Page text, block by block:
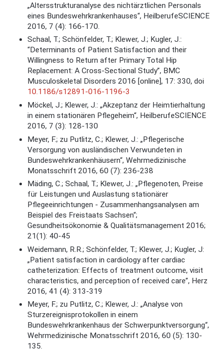
„Altersstrukturanalyse des nichtärztlichen Personals
eines Bundeswehrkrankenhauses“, HeilberufeSCIENCE
2016, 7 (4): 166-170.
Schaal, T.; Schönfelder, T.; Klewer, J.; Kugler, J.:
“Determinants of Patient Satisfaction and their
Willingness to Return after Primary Total Hip
Replacement: A Cross-Sectional Study”, BMC
Musculoskeletal Disorders 2016 [online], 17: 330, doi
10.1186/s12891-016-1196-3
Möckel, J.; Klewer, J.: „Akzeptanz der Heimtierhaltung
in einem stationären Pflegeheim“, HeilberufeSCIENCE
2016, 7 (3): 128-130
Meyer, F.; zu Putlitz, C.; Klewer, J.: „Pflegerische
Versorgung von ausländischen Verwundeten in
Bundeswehrkrankenhäusern“, Wehrmedizinische
Monatsschrift 2016, 60 (7): 236-238
Mäding, C.; Schaal, T.; Klewer, J.: „Pflegenoten, Preise
für Leistungen und Auslastung stationärer
Pflegeeinrichtungen - Zusammenhangsanalysen am
Beispiel des Freistaats Sachsen“;
Gesundheitsökonomie & Qualitätsmanagement 2016;
21(1): 40-45
Weidemann, R.R.; Schönfelder, T.; Klewer, J.; Kugler, J:
„Patient satisfaction in cardiology after cardiac
catheterization: Effects of treatment outcome, visit
characteristics, and perception of received care”, Herz
2016, 41 (4): 313-319
Meyer, F.; zu Putlitz, C.; Klewer, J.: „Analyse von
Sturzereignisprotokollen in einem
Bundeswehrkrankenhaus der Schwerpunktversorgung“,
Wehrmedizinische Monatsschrift 2016, 60 (5): 130-
135.